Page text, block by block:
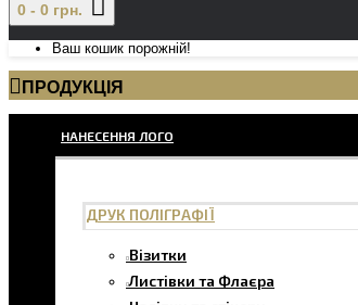
0 - 0 грн.
Ваш кошик порожній!
ПРОДУКЦІЯ
НАНЕСЕННЯ ЛОГО
ДРУК ПОЛІГРАФІЇ
Візитки
Листівки та Флаєра